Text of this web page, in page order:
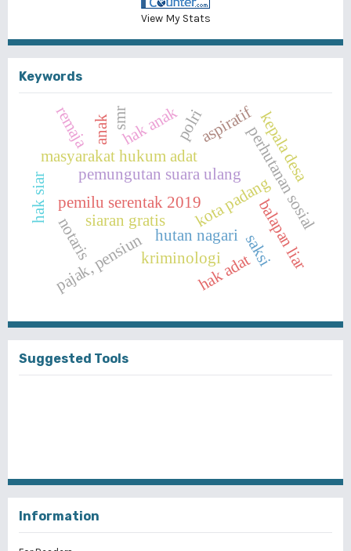
View My Stats
Keywords
pemungutan suara ulang
pemilu serentak 2019kota padang
hutan nagari
perhutanan sosial
masyarakat hukum adat
hak siar siaran gratis
pajak, pensiunkriminologi balapan liar
remaja
notaris saksi
hak anak
hak adat
aspiratif
anak smr kepala desa
polri
Suggested Tools
Information